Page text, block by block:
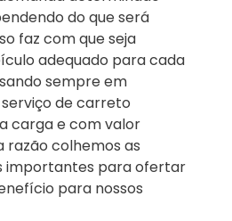
do que será
faz com que seja
adequado para cada
sempre em
de carreto
carga e com valor
razão colhemos as
importantes para ofertar
para nossos